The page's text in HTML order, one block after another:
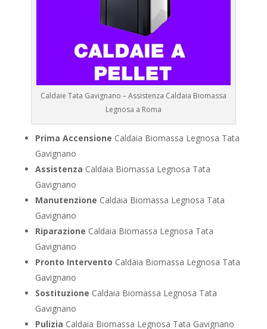
Caldaie Tata Gavignano – Assistenza Caldaia Biomassa
Legnosa a Roma
Prima Accensione Caldaia Biomassa Legnosa Tata
Gavignano
Assistenza Caldaia Biomassa Legnosa Tata
Gavignano
Manutenzione Caldaia Biomassa Legnosa Tata
Gavignano
Riparazione Caldaia Biomassa Legnosa Tata
Gavignano
Pronto Intervento Caldaia Biomassa Legnosa Tata
Gavignano
Sostituzione Caldaia Biomassa Legnosa Tata
Gavignano
Pulizia Caldaia Biomassa Legnosa Tata Gavignano